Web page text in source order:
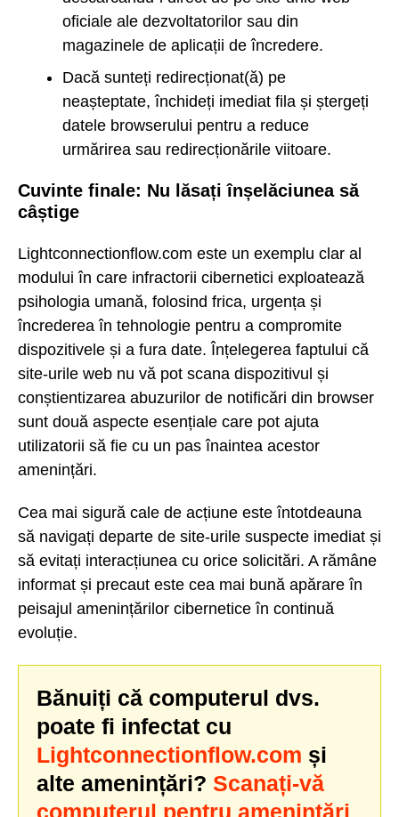
oficiale ale dezvoltatorilor sau din
magazinele de aplicații de încredere.
Dacă sunteți redirecționat(ă) pe
neașteptate, închideți imediat fila și ștergeți
datele browserului pentru a reduce
urmărirea sau redirecționările viitoare.
Cuvinte finale: Nu lăsați înșelăciunea să
câștige
Lightconnectionflow.com este un exemplu clar al
modului în care infractorii cibernetici exploatează
psihologia umană, folosind frica, urgența și
încrederea în tehnologie pentru a compromite
dispozitivele și a fura date. Înțelegerea faptului că
site-urile web nu vă pot scana dispozitivul și
conștientizarea abuzurilor de notificări din browser
sunt două aspecte esențiale care pot ajuta
utilizatorii să fie cu un pas înaintea acestor
amenințări.
Cea mai sigură cale de acțiune este întotdeauna
să navigați departe de site-urile suspecte imediat și
să evitați interacțiunea cu orice solicitări. A rămâne
informat și precaut este cea mai bună apărare în
peisajul amenințărilor cibernetice în continuă
evoluție.
Bănuiți că computerul dvs.
poate fi infectat cu
Lightconnectionflow.com și
alte amenințări? Scanați-vă
computerul pentru amenințări